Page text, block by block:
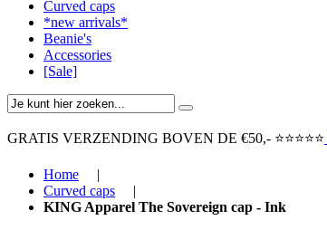
Curved caps
*new arrivals*
Beanie's
Accessories
[Sale]
GRATIS VERZENDING BOVEN ​DE €50,-​ ⭐⭐⭐⭐⭐
Home
|
Curved caps
|
KING Apparel The Sovereign cap - Ink